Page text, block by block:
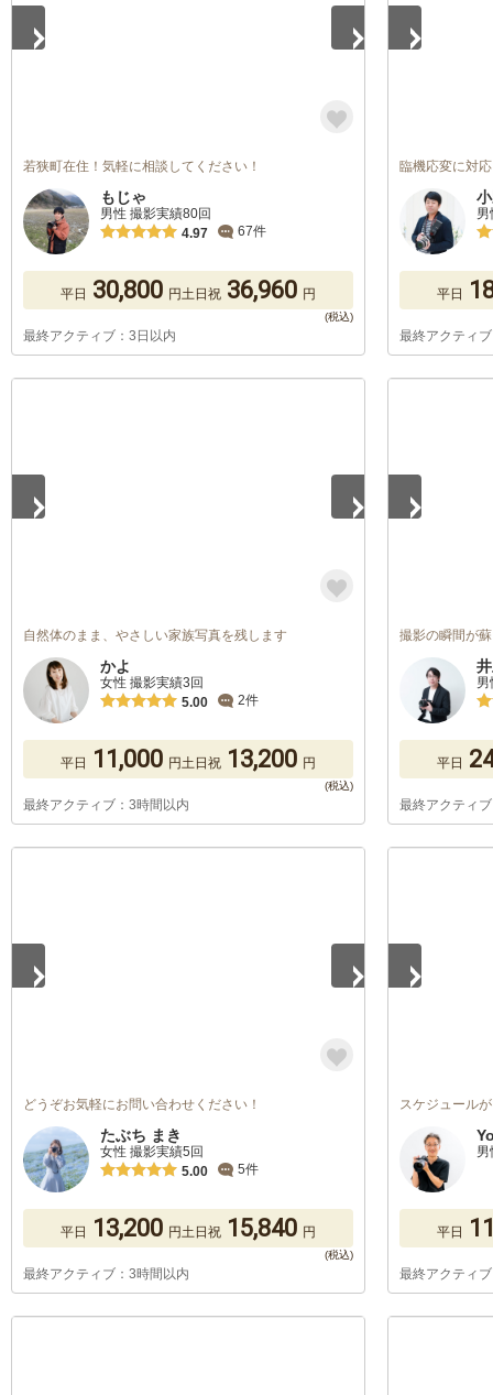
若狭町在住！気軽に相談してください！
もじゃ
男性 撮影実績80回
4.97
67件
平日 30,800 円土日祝 36,960 円
最終アクティブ：3日以内
臨機応変に対
平日
最終アクティ
自然体のまま、やさしい家族写真を残します
かよ
女性 撮影実績3回
5.00
2件
平日 11,000 円土日祝 13,200 円
最終アクティブ：3時間以内
撮影の瞬間が
平日
最終アクティ
どうぞお気軽にお問い合わせください！
たぶち まき
女性 撮影実績5回
5.00
5件
平日 13,200 円土日祝 15,840 円
最終アクティブ：3時間以内
スケジュール
男
平日
最終アクティ